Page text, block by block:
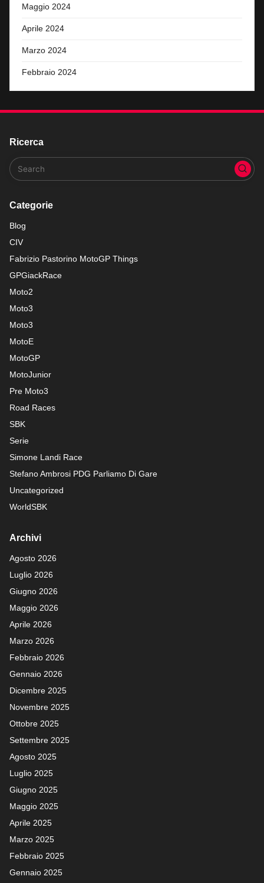
Maggio 2024
Aprile 2024
Marzo 2024
Febbraio 2024
Ricerca
Categorie
Blog
CIV
Fabrizio Pastorino MotoGP Things
GPGiackRace
Moto2
Moto3
Moto3
MotoE
MotoGP
MotoJunior
Pre Moto3
Road Races
SBK
Serie
Simone Landi Race
Stefano Ambrosi PDG Parliamo Di Gare
Uncategorized
WorldSBK
Archivi
Agosto 2026
Luglio 2026
Giugno 2026
Maggio 2026
Aprile 2026
Marzo 2026
Febbraio 2026
Gennaio 2026
Dicembre 2025
Novembre 2025
Ottobre 2025
Settembre 2025
Agosto 2025
Luglio 2025
Giugno 2025
Maggio 2025
Aprile 2025
Marzo 2025
Febbraio 2025
Gennaio 2025